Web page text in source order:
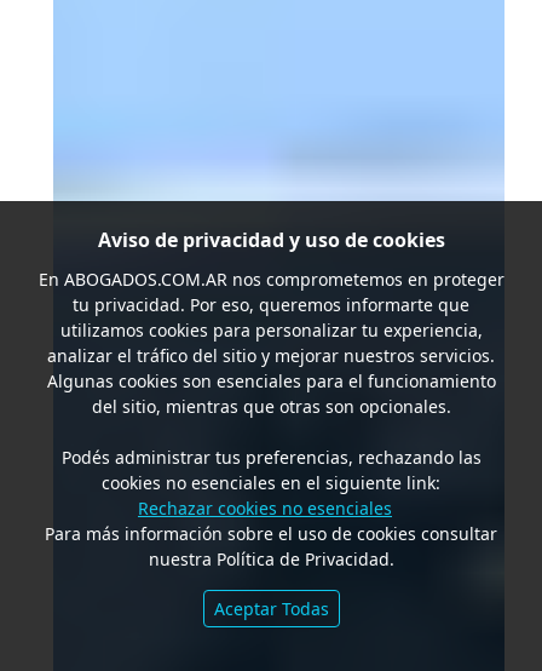
Aviso de privacidad y uso de cookies
En ABOGADOS.COM.ARnos comprometemos en proteger
tu privacidad. Por eso, queremos informarte que
utilizamos cookies para personalizar tu experiencia,
analizar el tráfico del sitio y mejorar nuestros servicios.
Algunas cookies son esenciales para el funcionamiento
del sitio, mientras que otras son opcionales.
Podés administrar tus preferencias, rechazando las
cookies no esenciales en el siguiente link:
Rechazar cookies no esenciales
Para más información sobre el uso de cookies consultar
nuestra Política de Privacidad.
Aceptar Todas